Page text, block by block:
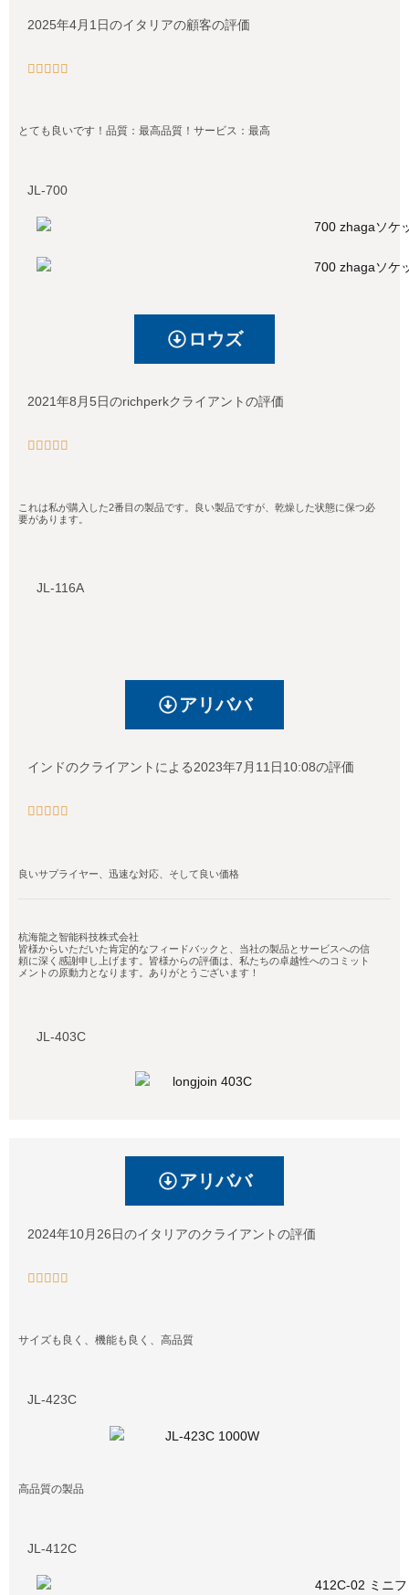
2025年4月1日のイタリアの顧客の評価

とても良いです！品質：最高品質！サービス：最高
JL-700
ロウズ
2021年8月5日のrichperkクライアントの評価

これは私が購入した2番目の製品です。良い製品ですが、乾燥した状態に保つ必
要があります。
JL-116A
アリババ
インドのクライアントによる2023年7月11日10:08の評価

良いサプライヤー、迅速な対応、そして良い価格
杭海龍之智能科技株式会社
皆様からいただいた肯定的なフィードバックと、当社の製品とサービスへの信
頼に深く感謝申し上げます。皆様からの評価は、私たちの卓越性へのコミット
メントの原動力となります。ありがとうございます！
JL-403C
アリババ
2024年10月26日のイタリアのクライアントの評価

サイズも良く、機能も良く、高品質
JL-423C
高品質の製品
JL-412C